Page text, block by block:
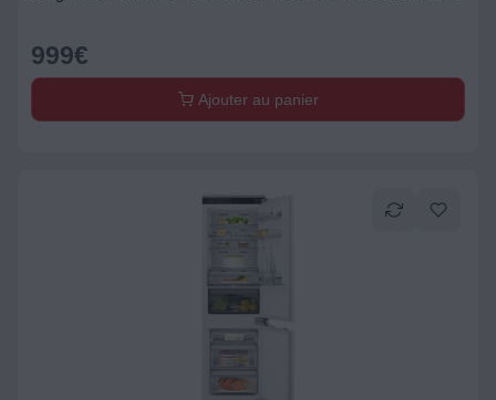
999€
Ajouter au panier